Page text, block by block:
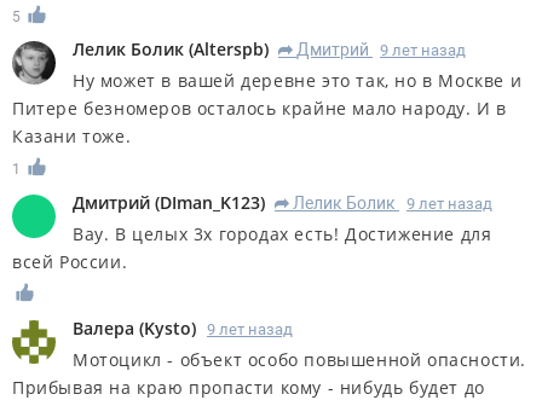
5
Лелик Болик (Alterspb) R Дмитрий 9 лет назад
Ну может в вашей деревне это так, но в Москве и
Питере безномеров осталось крайне мало народу. И в
Казани тоже.
1
Дмитрий (DIman_K123) R Лелик Болик 9 лет назад
Вау. В целых 3х городах есть! Достижение для
всей России.
Валера (Kysto) 9 лет назад
Мотоцикл - объект особо повышенной опасности.
Прибывая на краю пропасти кому - нибудь будет до